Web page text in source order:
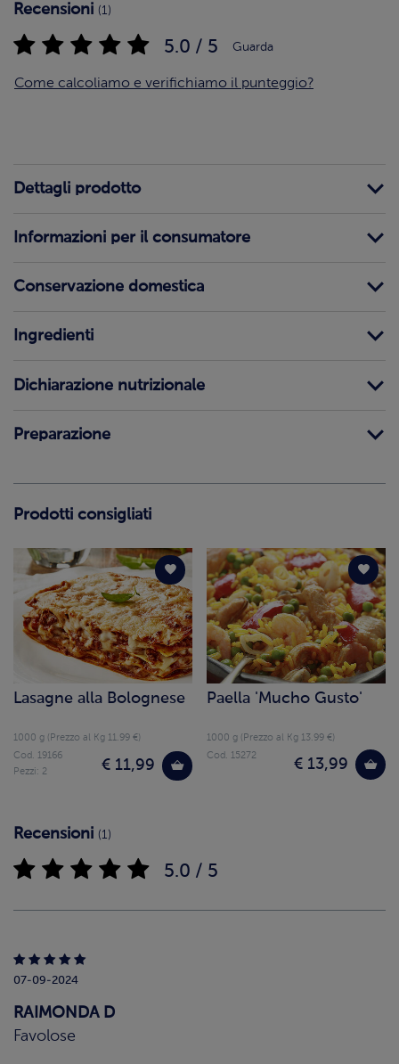
Recensioni (1)
5.0 / 5 Guarda
Come calcoliamo e verifichiamo il punteggio?
Dettagli prodotto
Informazioni per il consumatore
Conservazione domestica
Ingredienti
Dichiarazione nutrizionale
Preparazione
Prodotti consigliati
Lasagne alla Bolognese
1000 g (Prezzo al Kg 11.99 €)
€ 11,99
Cod. 19166
Pezzi: 2
Paella 'Mucho Gusto'
1000 g (Prezzo al Kg 13.99 €)
€ 13,99
Cod. 15272
Recensioni (1)
5.0 / 5
07-09-2024
RAIMONDA D
Favolose